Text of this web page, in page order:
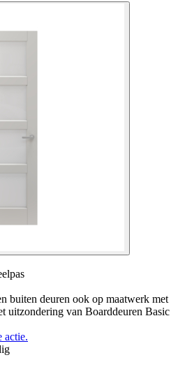
buiten deuren ook op maatwerk met
uitzondering van Boarddeuren Basic
actie.